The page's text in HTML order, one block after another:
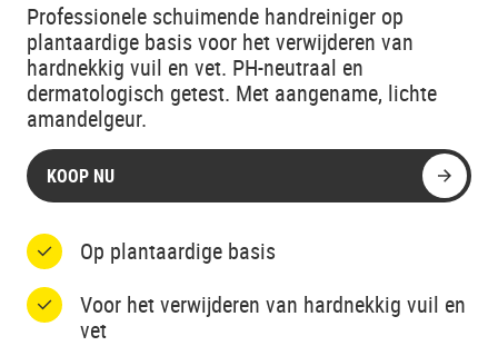
Professionele schuimende handreiniger op
plantaardige basis voor het verwijderen van
hardnekkig vuil en vet. PH-neutraal en
dermatologisch getest. Met aangename, lichte
amandelgeur.
KOOP NU
Op plantaardige basis
Voor het verwijderen van hardnekkig vuil en
vet